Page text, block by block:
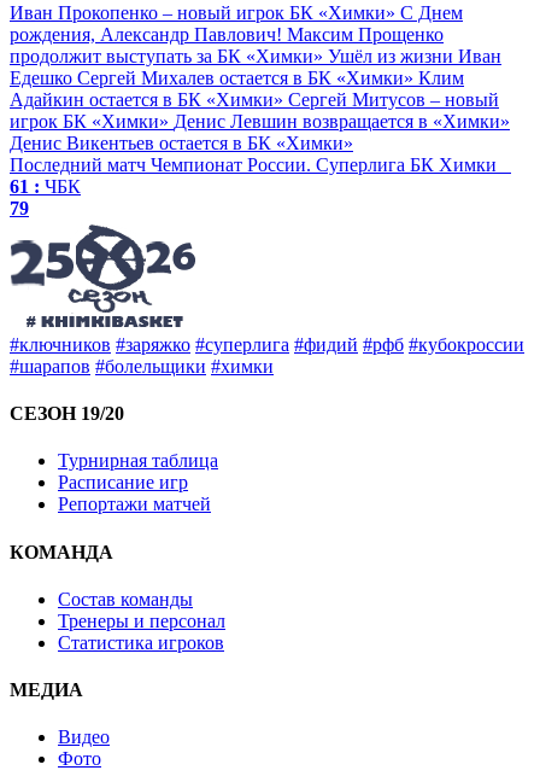
Иван Прокопенко – новый игрок БК «Химки» С Днем
рождения, Александр Павлович! Максим Прощенко
продолжит выступать за БК «Химки» Ушёл из жизни Иван
Едешко Сергей Михалев остается в БК «Химки» Клим
Адайкин остается в БК «Химки» Сергей Митусов – новый
игрок БК «Химки» Денис Левшин возвращается в «Химки»
Денис Викентьев остается в БК «Химки»
Последний матч Чемпионат России. Суперлига БК Химки
61 : ЧБК
79
#ключников #заряжко #суперлига #фидий #рфб #кубокроссии
#шарапов #болельщики #химки
СЕЗОН 19/20
Турнирная таблица
Расписание игр
Репортажи матчей
КОМАНДА
Состав команды
Тренеры и персонал
Статистика игроков
МЕДИА
Видео
Фото